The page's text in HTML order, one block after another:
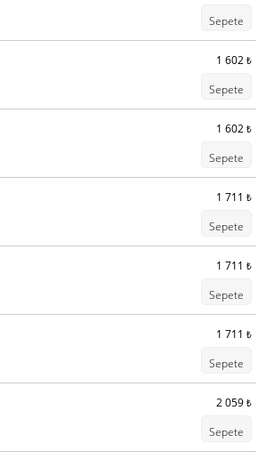
Sepete
1 602 ₺
Sepete
1 602 ₺
Sepete
1 711 ₺
Sepete
1 711 ₺
Sepete
1 711 ₺
Sepete
2 059 ₺
Sepete